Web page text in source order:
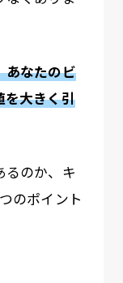
あなたのビ
を大きく引
るのか、キ
のポイント